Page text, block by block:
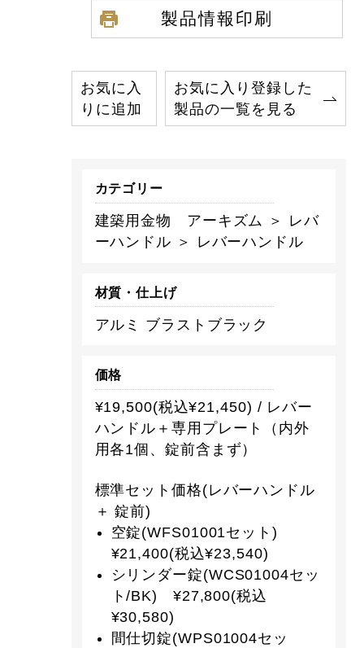
製品情報印刷
お気に入
りに追加
お気に入り登録した
製品の一覧を見る
カテゴリー
建築用金物 アーキズム ＞ レバ
ーハンドル ＞ レバーハンドル
材質・仕上げ
アルミ ブラストブラック
価格
¥19,500(税込¥21,450) / レバー
ハンドル＋専用プレート（内外
用各1個、錠前含まず）
標準セット価格(レバーハンドル
＋ 錠前)
空錠(WFS01001セット)
¥21,400(税込¥23,540)
シリンダー錠(WCS01004セッ
ト/BK) ¥27,800(税込
¥30,580)
間仕切錠(WPS01004セッ